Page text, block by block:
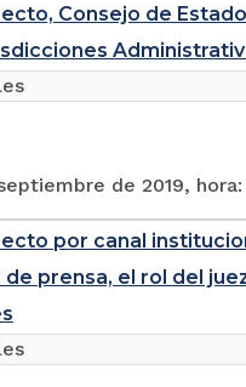
Consejo de
de 2019,
por canal
de prensa, el rol del